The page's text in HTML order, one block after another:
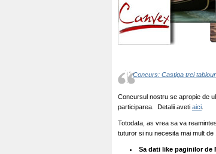
Concurs: Castiga trei
Concursul nostru se apropie de
participarea. Detalii aveti aici
Totodata, as vrea sa va
tuturor si nu necesita mai mult
Sa dati like paginilor de